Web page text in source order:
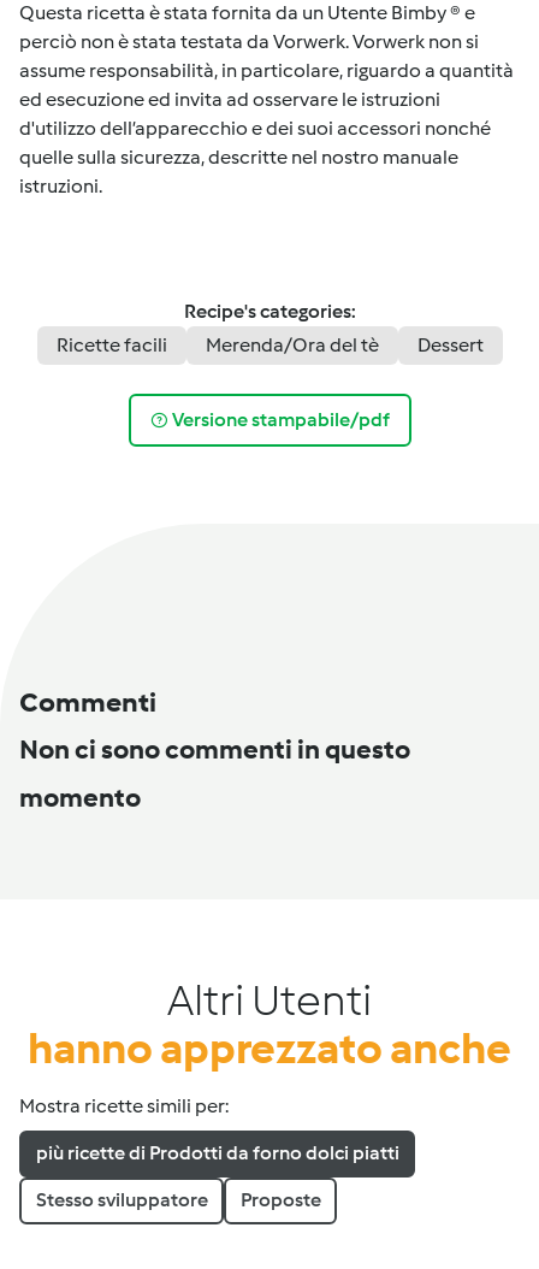
Questa ricetta è stata fornita da un Utente Bimby ® e
perciò non è stata testata da Vorwerk. Vorwerk non si
assume responsabilità, in particolare, riguardo a quantità
ed esecuzione ed invita ad osservare le istruzioni
d'utilizzo dell’apparecchio e dei suoi accessori nonché
quelle sulla sicurezza, descritte nel nostro manuale
istruzioni.
Recipe's categories:
Ricette facili
Merenda/Ora del tè Dessert
Versione stampabile/pdf
Commenti
Non ci sono commenti in questo
momento
Altri Utenti
hanno apprezzato anche
Mostra ricette simili per:
più ricette di Prodotti da forno dolci piatti
Stesso sviluppatore Proposte